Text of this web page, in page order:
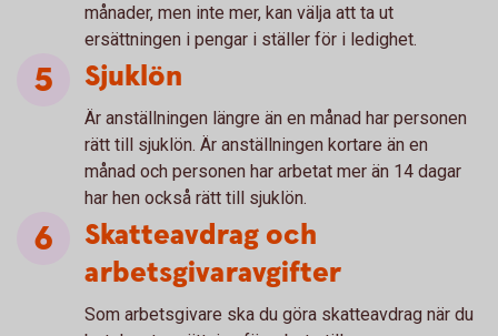
månader, men inte mer, kan välja att ta ut
ersättningen i pengar i ställer för i ledighet.
Sjuklön
Är anställningen längre än en månad har personen
rätt till sjuklön. Är anställningen kortare än en
månad och personen har arbetat mer än 14 dagar
har hen också rätt till sjuklön.
Skatteavdrag och
arbetsgivaravgifter
Som arbetsgivare ska du göra skatteavdrag när du